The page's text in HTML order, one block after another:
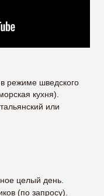
режиме шведского
кухня).
или
целый день.
(по запросу).